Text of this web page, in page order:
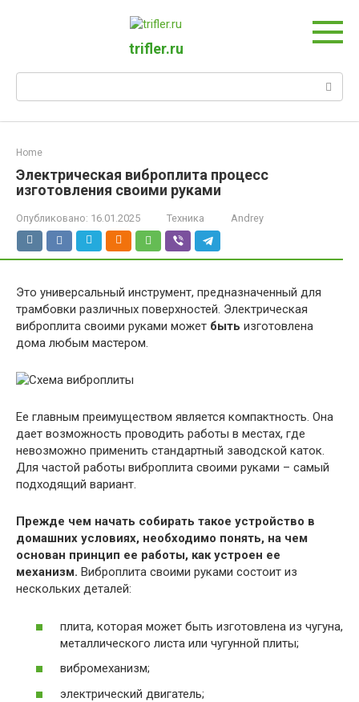
trifler.ru
Поиск:
Home
Электрическая виброплита процесс
изготовления своими руками
Опубликовано: 16.01.2025 Техника Andrey
Это универсальный инструмент, предназначенный для
трамбовки различных поверхностей. Электрическая
виброплита своими руками может быть изготовлена
дома любым мастером.
Ее главным преимуществом является компактность. Она
дает возможность проводить работы в местах, где
невозможно применить стандартный заводской каток.
Для частой работы виброплита своими руками – самый
подходящий вариант.
Прежде чем начать собирать такое устройство в
домашних условиях, необходимо понять, на чем
основан принцип ее работы, как устроен ее
механизм. Виброплита своими руками состоит из
нескольких деталей:
плита, которая может быть изготовлена из чугуна,
металлического листа или чугунной плиты;
вибромеханизм;
электрический двигатель;